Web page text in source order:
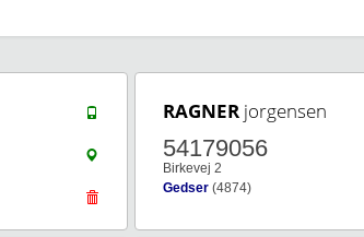
RAGNER jorgensen
54179056
Birkevej 2
Gedser (4874)